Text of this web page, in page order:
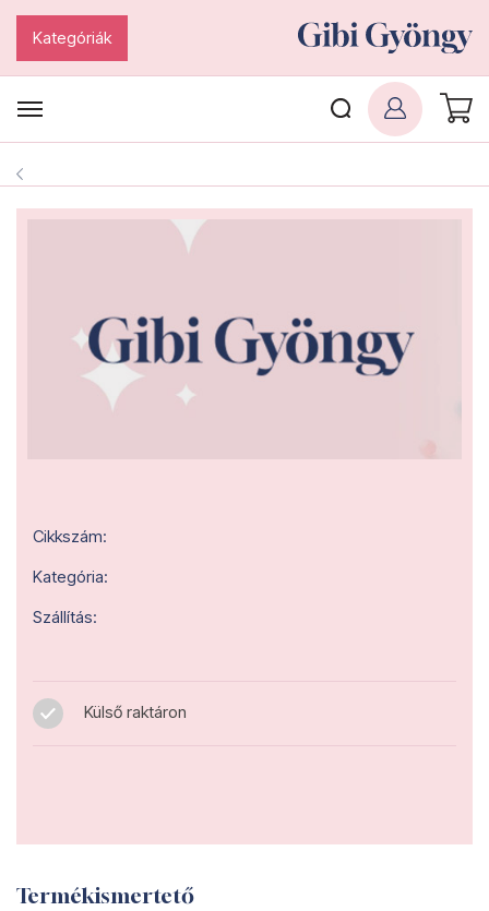
Kategóriák
Cikkszám:
Kategória:
Szállítás:
Külső raktáron
Termékismertető